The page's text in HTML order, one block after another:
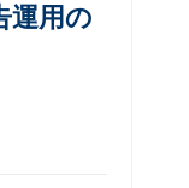
運用の